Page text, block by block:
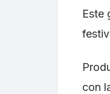
Este
con